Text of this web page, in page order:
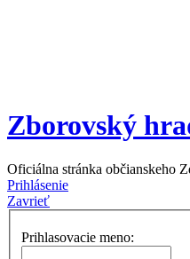
Zborovský
Oficiálna stránka občianskeho
Prihlásenie
Zavrieť
Prihlasovacie meno: